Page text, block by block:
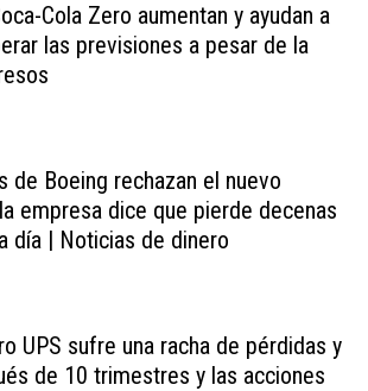
Cola Zero aumentan y ayudan a
las previsiones a pesar de la
de Boeing rechazan el nuevo
empresa dice que pierde decenas
día | Noticias de dinero
UPS sufre una racha de pérdidas y
de 10 trimestres y las acciones